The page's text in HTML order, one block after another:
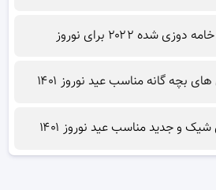
شده ۲۰۲۲ برای نوروز
بچه گانه مناسب عید نوروز ۱۴۰۱